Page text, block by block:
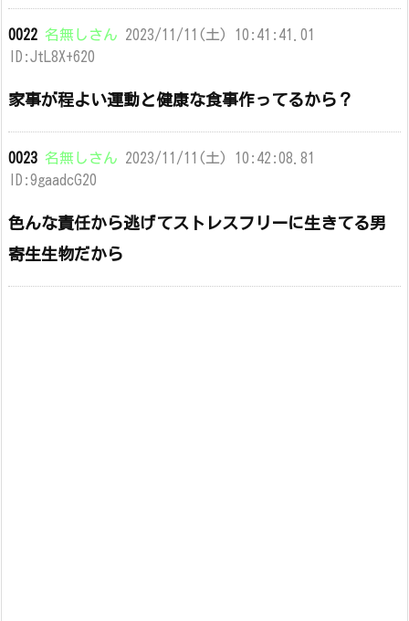
0022 名無しさん 2023/11/11(土) 10:41:41.01
ID:JtL8X+620
家事が程よい運動と健康な食事作ってるから？
0023 名無しさん 2023/11/11(土) 10:42:08.81
ID:9gaadcG20
色んな責任から逃げてストレスフリーに生きてる男
寄生生物だから